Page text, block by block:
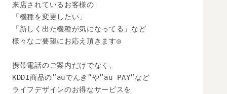
来店されているお客様の
「機種を変更したい」
「新しく出た機種が気になってる」など
様々なご要望にお応え頂きます◎
携帯電話のご案内だけでなく、
KDDI商品の”auでんき”や”au PAY”など
ライフデザインのお得なサービスを